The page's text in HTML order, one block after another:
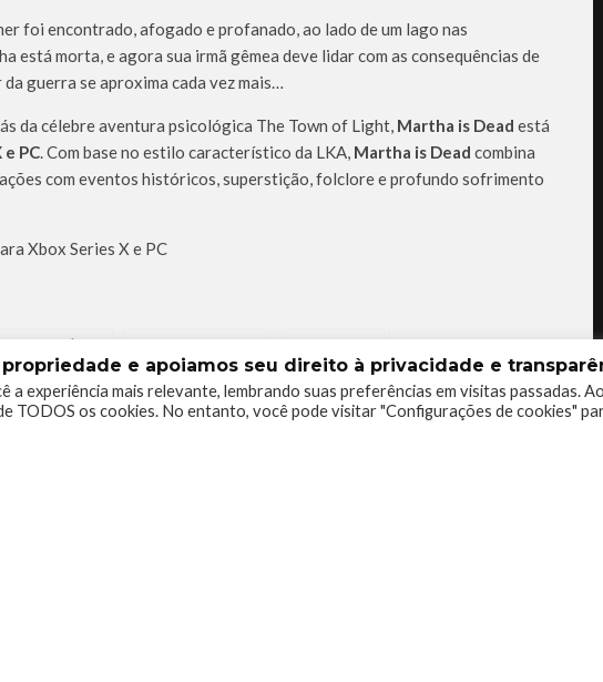
foi encontrado, afogado e profanado, ao lado de um lago nas
está morta, e agora sua irmã gêmea deve lidar com as consequências de
guerra se aproxima cada vez mais…
da célebre aventura psicológica The Town of Light, Martha is Dead está
e PC . Com base no estilo característico da LKA, Martha is Dead combina
com eventos históricos, superstição, folclore e profundo sofrimento
Xbox Series X e PC
PSICOLÓGICO WIRED PRODUCTIONS XBOX SERIES X
e apoiamos seu direito à privacidade e
a experiência mais relevante, lembrando suas preferências em visitas passadas.
TODOS os cookies. No entanto, você pode visitar "Configurações de cookies"